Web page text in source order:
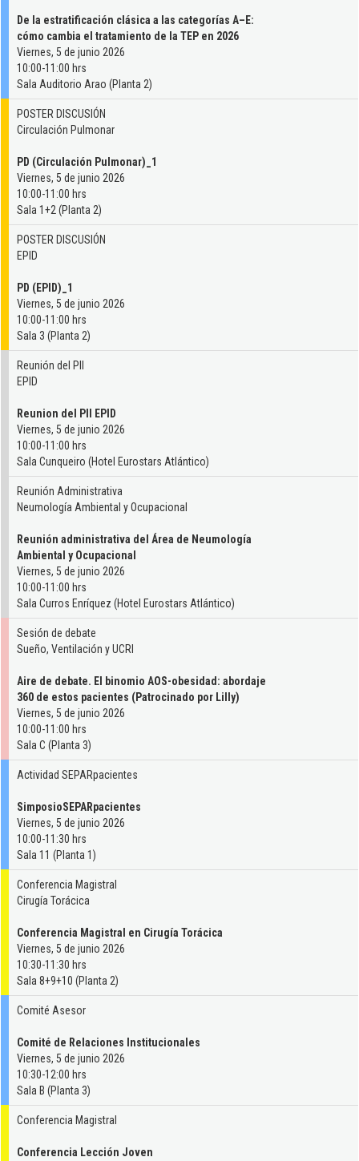
De la estratificación clásica a las categorías A–E:
cómo cambia el tratamiento de la TEP en 2026
Viernes, 5 de junio 2026
10:00-11:00 hrs
Sala Auditorio Arao (Planta 2)
POSTER DISCUSIÓN
Circulación Pulmonar
PD (Circulación Pulmonar)_1
Viernes, 5 de junio 2026
10:00-11:00 hrs
Sala 1+2 (Planta 2)
POSTER DISCUSIÓN
EPID
PD (EPID)_1
Viernes, 5 de junio 2026
10:00-11:00 hrs
Sala 3 (Planta 2)
Reunión del PII
EPID
Reunion del PII EPID
Viernes, 5 de junio 2026
10:00-11:00 hrs
Sala Cunqueiro (Hotel Eurostars Atlántico)
Reunión Administrativa
Neumología Ambiental y Ocupacional
Reunión administrativa del Área de Neumología
Ambiental y Ocupacional
Viernes, 5 de junio 2026
10:00-11:00 hrs
Sala Curros Enríquez (Hotel Eurostars Atlántico)
Sesión de debate
Sueño, Ventilación y UCRI
Aire de debate. El binomio AOS-obesidad: abordaje
360 de estos pacientes (Patrocinado por Lilly)
Viernes, 5 de junio 2026
10:00-11:00 hrs
Sala C (Planta 3)
Actividad SEPARpacientes
SimposioSEPARpacientes
Viernes, 5 de junio 2026
10:00-11:30 hrs
Sala 11 (Planta 1)
Conferencia Magistral
Cirugía Torácica
Conferencia Magistral en Cirugía Torácica
Viernes, 5 de junio 2026
10:30-11:30 hrs
Sala 8+9+10 (Planta 2)
Comité Asesor
Comité de Relaciones Institucionales
Viernes, 5 de junio 2026
10:30-12:00 hrs
Sala B (Planta 3)
Conferencia Magistral
Conferencia Lección Joven